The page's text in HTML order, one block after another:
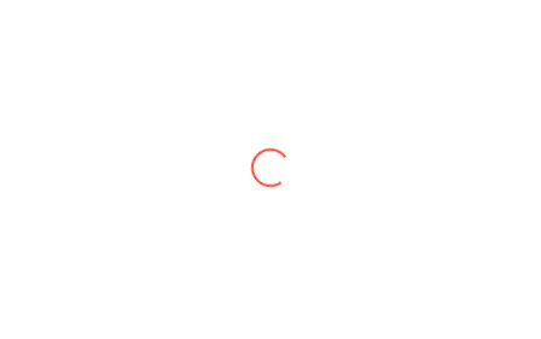
erst einmal praktische Berufserfahrung
sammeln will, einen Freiwilligendienst